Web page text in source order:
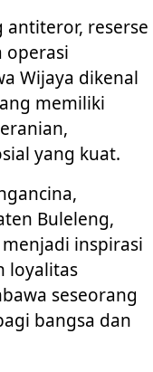
reserse
operasi
Wijaya dikenal
memiliki
yang kuat.
Buleleng,
inspirasi
loyalitas
seseorang
bangsa dan